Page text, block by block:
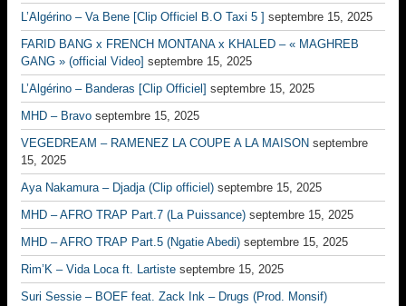
L’Algérino – Va Bene [Clip Officiel B.O Taxi 5 ] septembre 15, 2025
FARID BANG x FRENCH MONTANA x KHALED – « MAGHREB
GANG » (official Video] septembre 15, 2025
L’Algérino – Banderas [Clip Officiel] septembre 15, 2025
MHD – Bravo septembre 15, 2025
VEGEDREAM – RAMENEZ LA COUPE A LA MAISON septembre
15, 2025
Aya Nakamura – Djadja (Clip officiel) septembre 15, 2025
MHD – AFRO TRAP Part.7 (La Puissance) septembre 15, 2025
MHD – AFRO TRAP Part.5 (Ngatie Abedi) septembre 15, 2025
Rim’K – Vida Loca ft. Lartiste septembre 15, 2025
Suri Sessie – BOEF feat. Zack Ink – Drugs (Prod. Monsif)